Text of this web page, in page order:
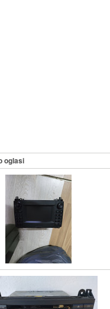
oglasi